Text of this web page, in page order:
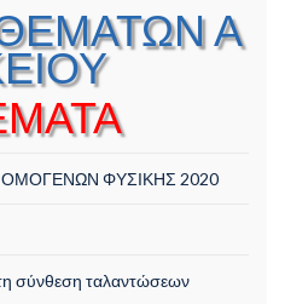
Α
ΦΥΣΙΚΗΣ 2020
σύνθεση ταλαντώσεων